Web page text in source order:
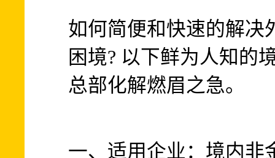
如何简便和快速的解决
困境? 以下鲜为人知的
总部化解燃眉之急。
一、适用企业：境内非